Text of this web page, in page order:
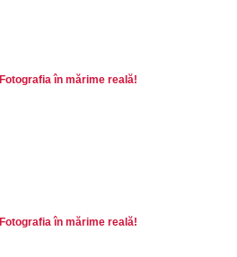
Fotografia în mărime reală!
Fotografia în mărime reală!